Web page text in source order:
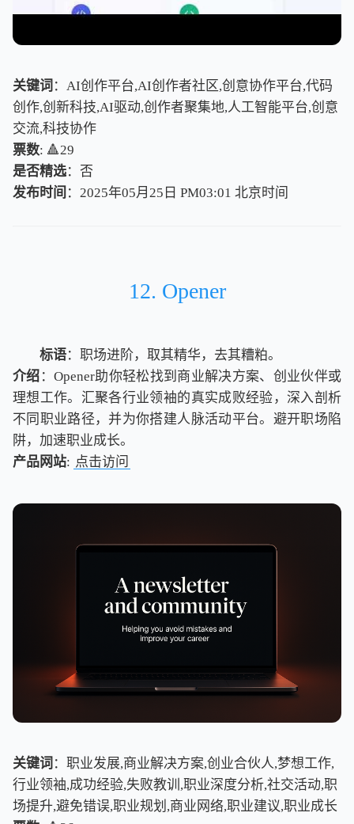
关键词 ：AI创作平台,AI创作者社区,创意协作平台,代码
创作,创新科技,AI驱动,创作者聚集地,人工智能平台,创意
交流,科技协作
票数: 🔺29
是否精选：否
发布时间 ：2025年05月25日 PM03:01 北京时间
北京时间
12. Opener
标语：职场进阶，取其精华，去其糟粕。
介绍 ：Opener助你轻松找到商业解决方案、创业伙伴或
理想工作。汇聚各行业领袖的真实成败经验，深入剖析
不同职业路径，并为你搭建人脉活动平台。避开职场陷
阱，加速职业成长。
产品网站: 点击访问
关键词 ：职业发展,商业解决方案,创业合伙人,梦想工作,
行业领袖,成功经验,失败教训,职业深度分析,社交活动,职
场提升,避免错误,职业规划,商业网络,职业建议,职业成长